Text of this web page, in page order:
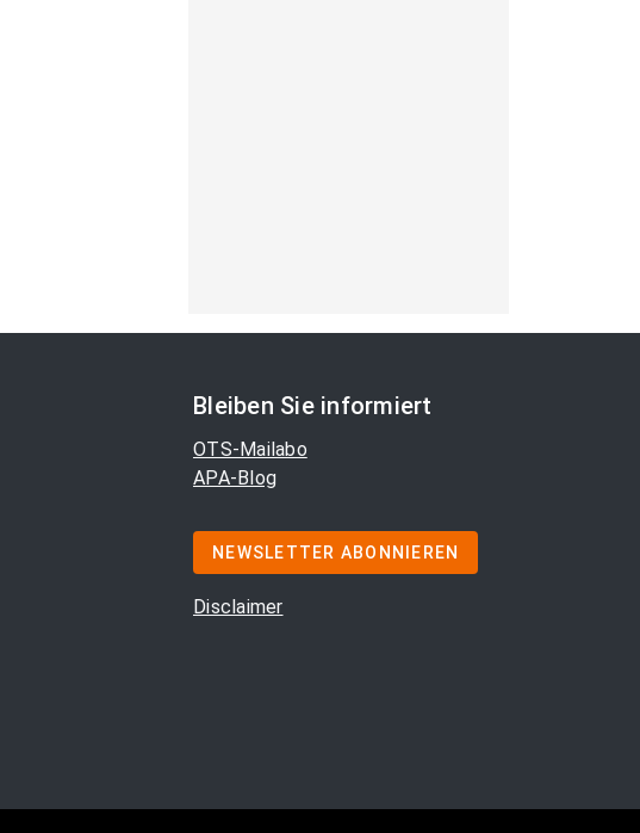
Bleiben Sie informiert
OTS-Mailabo
APA-Blog
NEWSLETTER ABONNIEREN
Disclaimer